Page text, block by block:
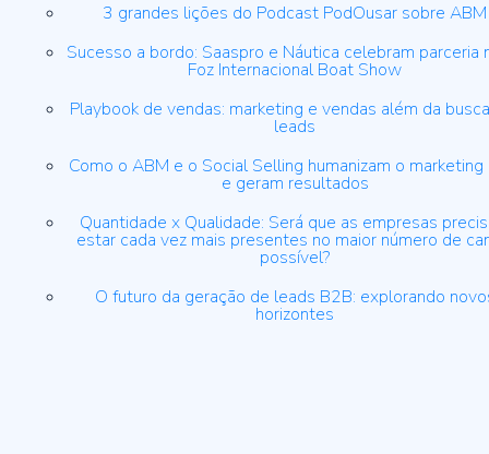
3 grandes lições do Podcast PodOusar sobre ABM
Sucesso a bordo: Saaspro e Náutica celebram parceria
Foz Internacional Boat Show
Playbook de vendas: marketing e vendas além da
leads
Como o ABM e o Social Selling humanizam o
e geram resultados
Quantidade x Qualidade: Será que as empresas
estar cada vez mais presentes no maior número de
possível?
O futuro da geração de leads B2B: explorando
horizontes